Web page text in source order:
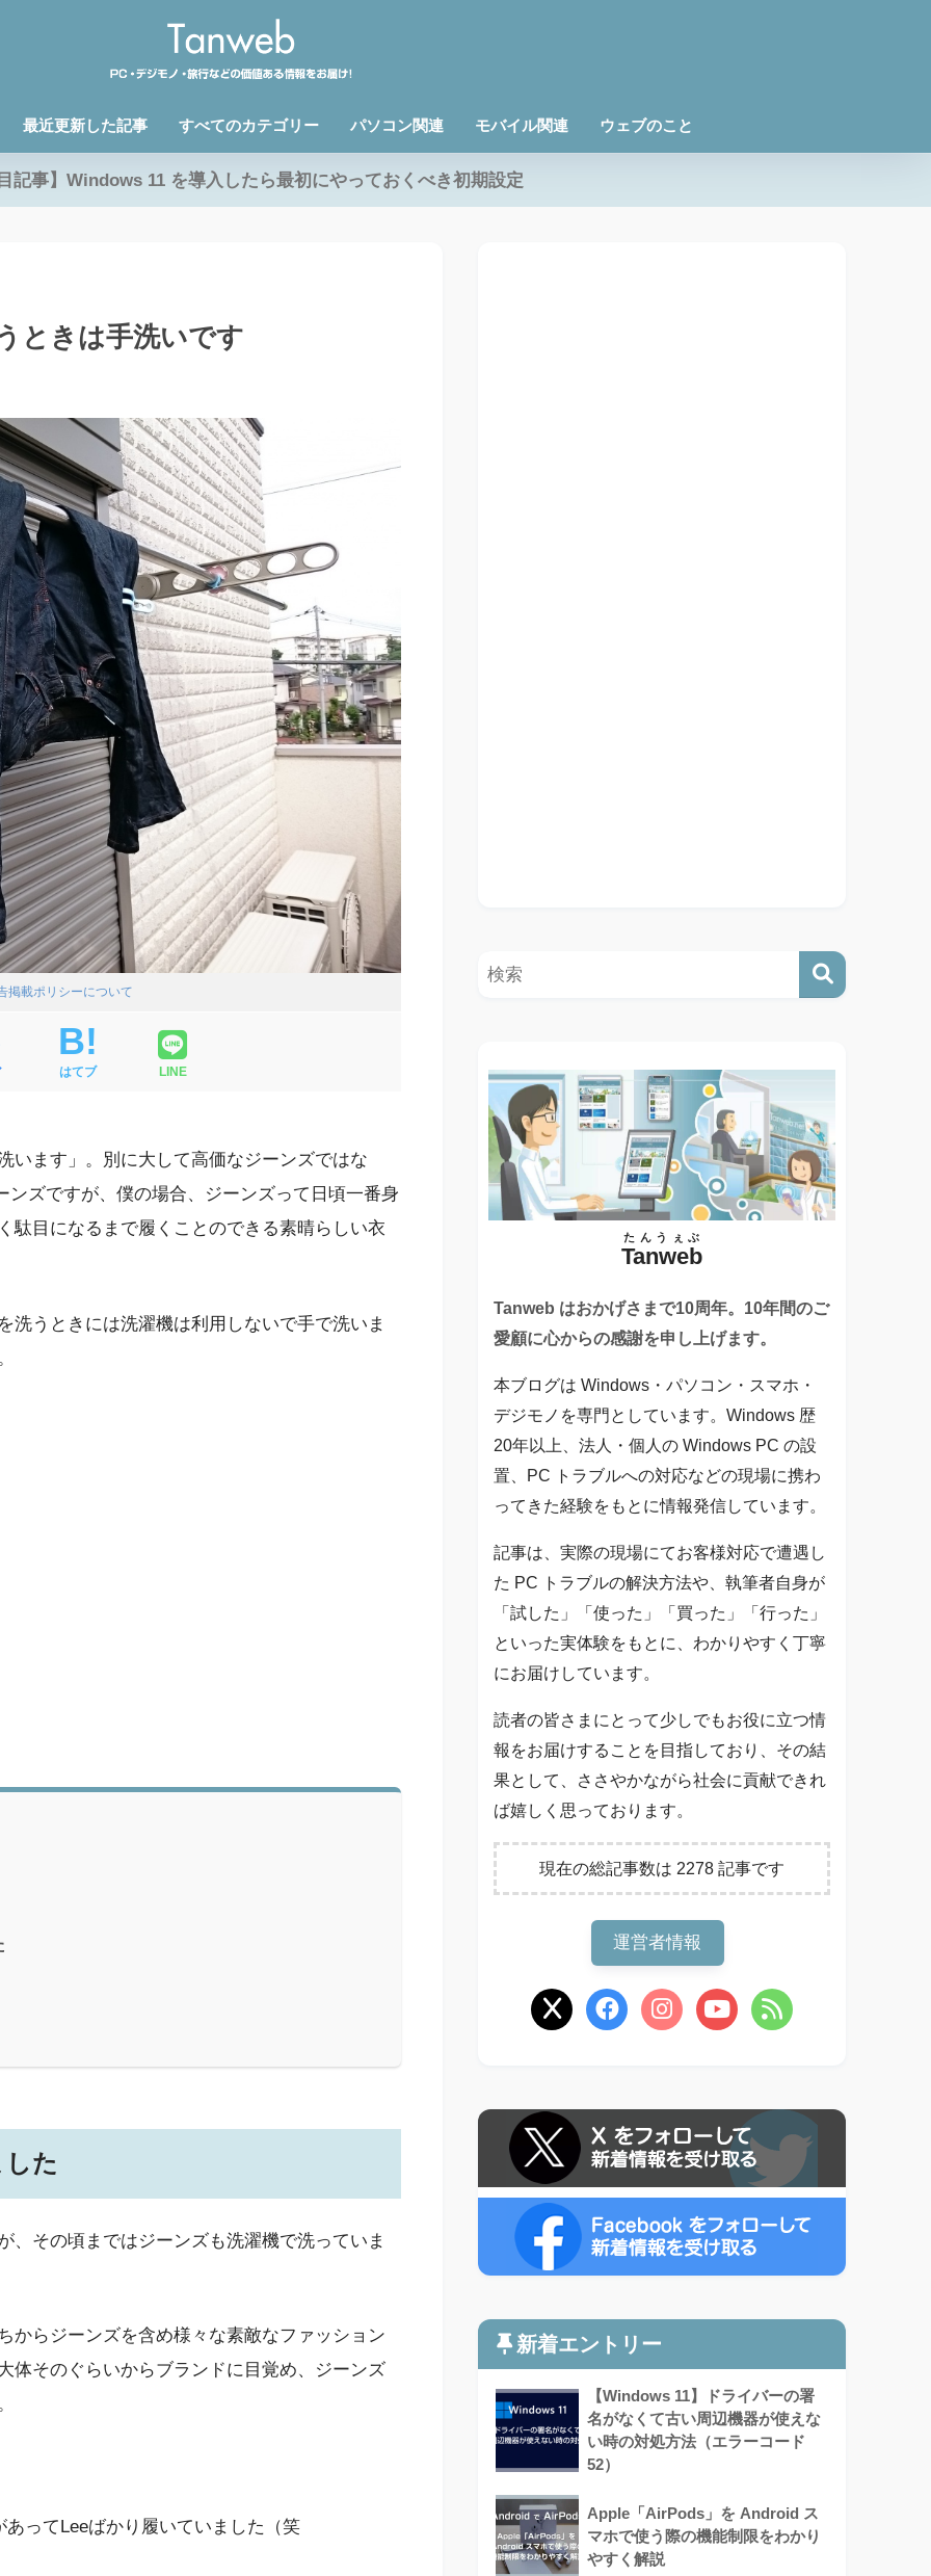
最近更新した記事 すべてのカテゴリー パソコン関連 モバイル関連 ウェブのこと
記事】Windows 11 を導入したら最初にやっておくべき初期設定
ときは手洗いです
掲載ポリシーについて
はてブ LINE
います」。別に大して高価なジーンズではな
ンズですが、僕の場合、ジーンズって日頃一番身
駄目になるまで履くことのできる素晴らしい衣
洗うときには洗濯機は利用しないで手で洗いま
た
、その頃まではジーンズも洗濯機で洗っていま
からジーンズを含め様々な素敵なファッション
体そのぐらいからブランドに目覚め、ジーンズ
ってLeeばかり履いていました（笑
Tanweb
たんうぇぶ
Tanweb はおかげさまで10周年。10年間のご
愛顧に心からの感謝を申し上げます。
本ブログは Windows・パソコン・スマホ・
デジモノを専門としています。Windows 歴
20年以上、法人・個人の Windows PC の設
置、PC トラブルへの対応などの現場に携わ
ってきた経験をもとに情報発信しています。
記事は、実際の現場にてお客様対応で遭遇し
た PC トラブルの解決方法や、執筆者自身が
「試した」「使った」「買った」「行った」
といった実体験をもとに、わかりやすく丁寧
にお届けしています。
読者の皆さまにとって少しでもお役に立つ情
報をお届けすることを目指しており、その結
果として、ささやかながら社会に貢献できれ
ば嬉しく思っております。
現在の総記事数は 2278 記事です
運営者情報
新着エントリー
【Windows 11】ドライバーの署
名がなくて古い周辺機器が使えな
い時の対処方法（エラーコード
52）
Apple「AirPods」を Android ス
マホで使う際の機能制限をわかり
やすく解説